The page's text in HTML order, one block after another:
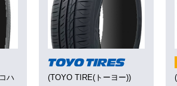
ハ
(TOYO TIRE(トーヨー))